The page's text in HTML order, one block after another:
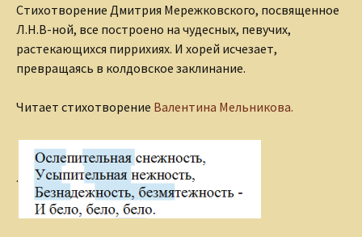
Стихотворение Дмитрия Мережковского, посвященное
Л.Н.В-ной, все построено на чудесных, певучих,
растекающихся пиррихиях. И хорей исчезает,
превращаясь в колдовское заклинание.
Читает стихотворение Валентина Мельникова.
.